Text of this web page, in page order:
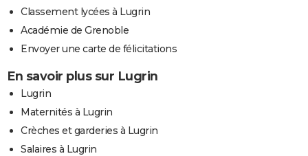
Classement lycées à Lugrin
Académie de Grenoble
Envoyer une carte de félicitations
En savoir plus sur Lugrin
Lugrin
Maternités à Lugrin
Crèches et garderies à Lugrin
Salaires à Lugrin